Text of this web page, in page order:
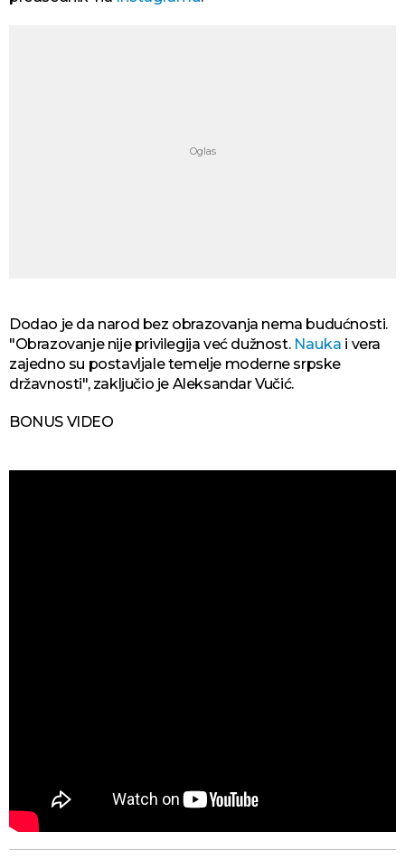
Dodao je da narod bez obrazovanja nema budućnosti.
"Obrazovanje nije privilegija već dužnost. Nauka i vera
zajedno su postavlјale temelјe moderne srpske
državnosti", zaključio je Aleksandar Vučić.
BONUS VIDEO